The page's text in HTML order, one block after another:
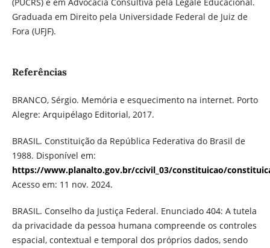
Graduada em Direito pela Universidade Federal de Juiz de
Fora (UFJF).
Referências
BRANCO, Sérgio. Memória e esquecimento na internet. Porto
Alegre: Arquipélago Editorial, 2017.
BRASIL. Constituição da República Federativa do Brasil de
1988. Disponível em:
https://www.planalto.gov.br/ccivil_03/constituicao/
Acesso em: 11 nov. 2024.
BRASIL. Conselho da Justiça Federal. Enunciado 404: A tutela
da privacidade da pessoa humana compreende os controles
espacial, contextual e temporal dos próprios dados, sendo